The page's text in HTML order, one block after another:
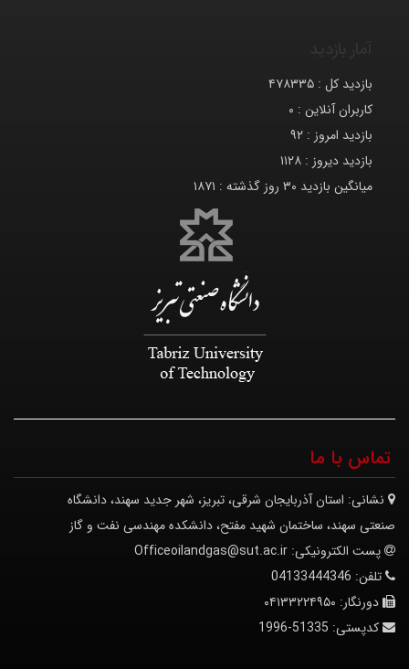
بازدید کل : ۴۷۸۳۳۵
کاربران آنلاین : ۰
بازدید امروز : ۹۲
بازدید دیروز : ۱۱۲۸
میانگین بازدید ۳۰ روز گذشته :
۱۸۷۱
تماس با ما
نشانی: استان آذربایجان شرقی، تبریز، شهر جدید سهند، دانشگاه
صنعتی سهند، ساختمان شهید مفتح، دانشکده مهندسی نفت و گاز
پست الکترونیکی: Officeoilandgas@sut.ac.ir
تلفن: 04133444346
دورنگار: ۰۴۱۳۳۲۲۴۹۵۰
کدپستی: 51335-1996